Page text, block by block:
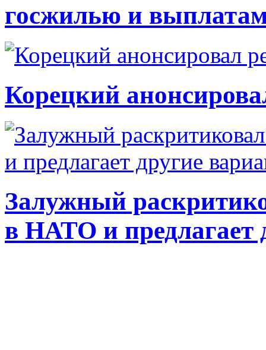
госжилью и
Корецкий
Залужный
в НАТО и предлагает